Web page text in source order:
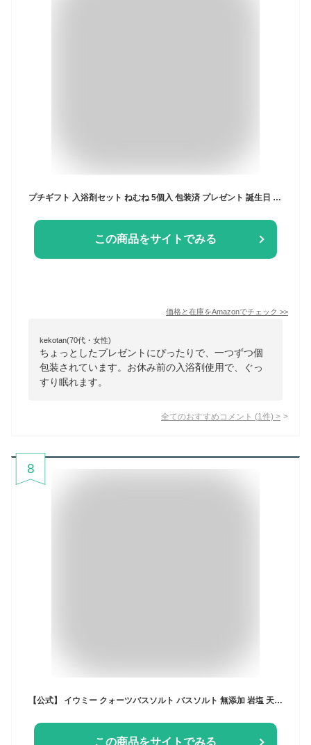
プチギフト 入浴剤セット ねむね 5個入 包装済 プレゼント 誕生日 退職 引越し お礼
この商品をサイトでみる
価格と在庫をAmazonでチェック >>
kekotan(70代・女性)
ちょっとしたプレゼントにぴったりで、一つずつ個
包装されています。お休み前の入浴剤使用で、ぐっ
すり眠れます。
全てのおすすめコメント (1 件) >
8
【公式】 イウミー クォーツバスソルト バスソルト 無添加 岩塩 天然 入浴剤 入浴料 天然岩塩 ヒマラヤ岩塩 温活 冷え性 むくみケア お風呂 バスグッズ ギフト プレゼント イウミー 送料無料
この商品をサイトでみる